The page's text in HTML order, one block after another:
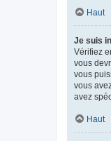
Haut
Je suis
Vérifiez
vous
vous
vous
avez
Haut